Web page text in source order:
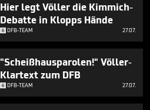
Hier legt Völler die Kimmich-
Debatte in Klopps Hände
DFB-TEAM 27.07.
"Scheißhausparolen!" Völler-
Klartext zum DFB
DFB-TEAM 27.07.